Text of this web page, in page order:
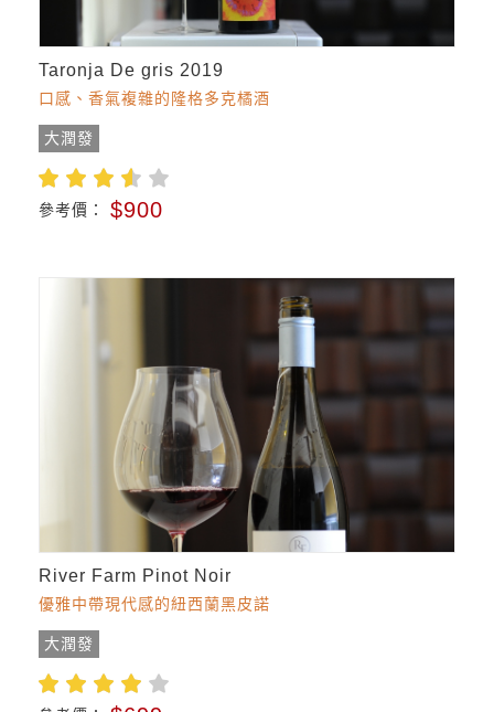
Taronja De gris 2019
口感、香氣複雜的隆格多克橘酒
大潤發
參考價： $900
River Farm Pinot Noir
優雅中帶現代感的紐西蘭黑皮諾
大潤發